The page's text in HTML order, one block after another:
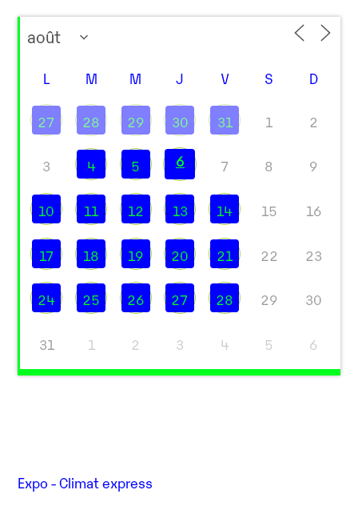
L M M J V S D
27 28 29 30 31 1 2
3 4 5 6 7 8 9
10 11 12 13 14 15 16
17 18 19 20 21 22 23
24 25 26 27 28 29 30
31 1 2 3 4 5 6
Expo - Climat express